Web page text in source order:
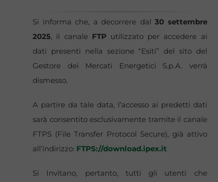
Si informa che, a decorrere dal30 settembre
2025, il canale FTP utilizzato per accedere ai
dati presenti nella sezione “Esiti” del sito del
Gestore dei Mercati Energetici S.p.A. verrà
dismesso.
A partire da tale data, l’accesso ai predetti dati
sarà consentito esclusivamente tramite il canale
FTPS (File Transfer Protocol Secure), già attivo
all’indirizzo: FTPS://download.ipex.it
Si Invitano, pertanto, tutti gli utenti che